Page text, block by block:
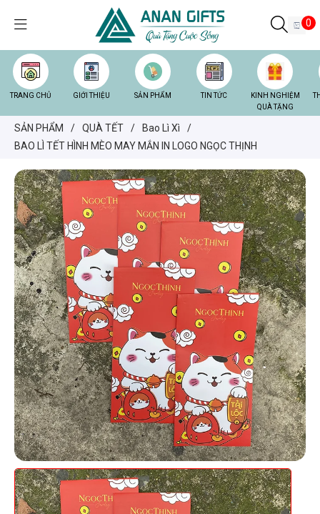
0
TRANG CHỦ GIỚI THIỆU SẢN PHẨM TIN TỨC
KINH NGHIỆM
QUÀ TẶNG
SẢN PHẨM / QUÀ TẾT / Bao Lì Xì
/
BAO LÌ TẾT HÌNH MÈO MAY MẮN IN LOGO NGỌC THỊNH